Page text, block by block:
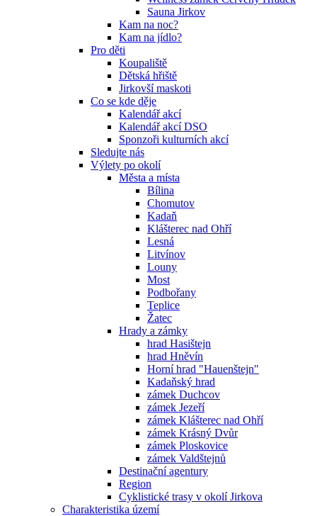
Sauna Jirkov
Kam na noc?
Kam na jídlo?
Pro děti
Koupaliště
Dětská hřiště
Jirkovší maskoti
Co se kde děje
Kalendář akcí
Kalendář akcí DSO
Sponzoři kulturních akcí
Sledujte nás
Výlety po okolí
Města a místa
Bílina
Chomutov
Kadaň
Klášterec nad Ohří
Lesná
Litvínov
Louny
Most
Podbořany
Teplice
Žatec
Hrady a zámky
hrad Hasištejn
hrad Hněvín
Horní hrad "Hauenštejn"
Kadaňský hrad
zámek Duchcov
zámek Jezeří
zámek Klášterec nad Ohří
zámek Krásný Dvůr
zámek Ploskovice
zámek Valdštejnů
Destinační agentury
Region
Cyklistické trasy v okolí Jirkova
Charakteristika území